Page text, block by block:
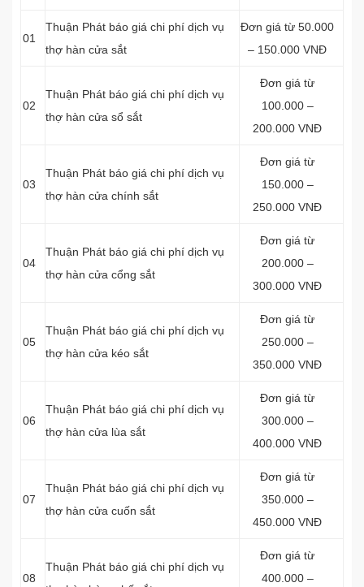
01
Thuận Phát báo giá chi phí dịch vụ
thợ hàn cửa sắt
Đơn giá từ 50.000
– 150.000 VNĐ
02
Thuận Phát báo giá chi phí dịch vụ
thợ hàn cửa sổ sắt
Đơn giá từ
100.000 –
200.000 VNĐ
03
Thuận Phát báo giá chi phí dịch vụ
thợ hàn cửa chính sắt
Đơn giá từ
150.000 –
250.000 VNĐ
04
Thuận Phát báo giá chi phí dịch vụ
thợ hàn cửa cổng sắt
Đơn giá từ
200.000 –
300.000 VNĐ
05
Thuận Phát báo giá chi phí dịch vụ
thợ hàn cửa kéo sắt
Đơn giá từ
250.000 –
350.000 VNĐ
06
Thuận Phát báo giá chi phí dịch vụ
thợ hàn cửa lùa sắt
Đơn giá từ
300.000 –
400.000 VNĐ
07
Thuận Phát báo giá chi phí dịch vụ
thợ hàn cửa cuốn sắt
Đơn giá từ
350.000 –
450.000 VNĐ
08
Thuận Phát báo giá chi phí dịch vụ
Đơn giá từ
400.000 –